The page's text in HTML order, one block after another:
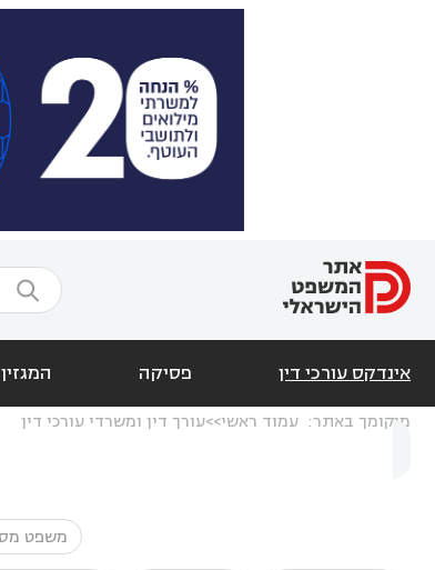

אינדקס עורכי דין פסיקה המגזין
מיקומך באתר: עמוד ראשי עורך דין ומשרדי עורכי דין